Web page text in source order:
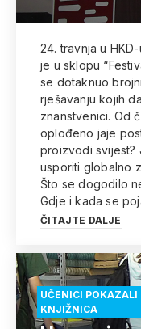
24. travnja u
je u sklopu
se dotaknuo
rješavanju kojih
znanstvenici. Od
oplođeno jaje
proizvodi svijest?
usporiti globalno
Što se dogodilo
Gdje i kada se
ČITAJTE DALJE
UČENICI POKAZALI
KNJIŽNICA